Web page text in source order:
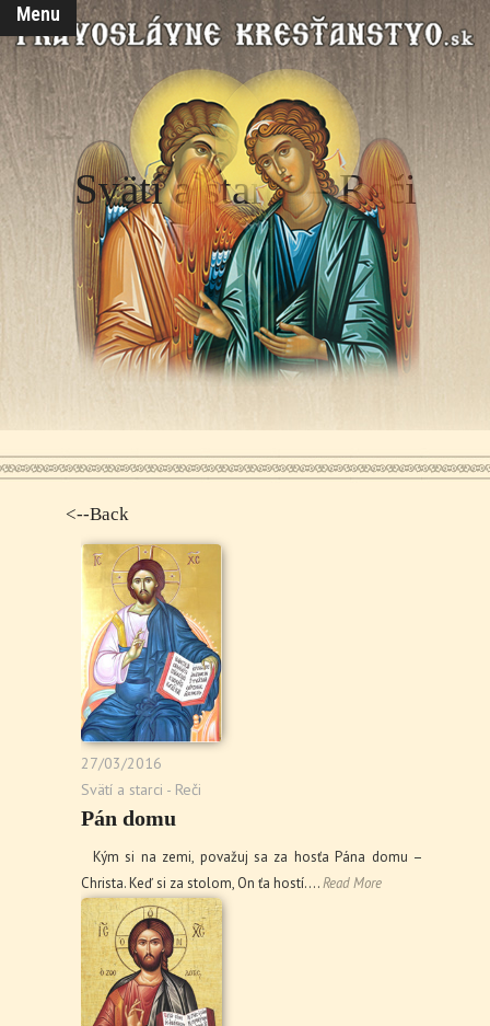
Menu
Svätí a starci – Reči
<--Back
27/03/2016
Svätí a starci - Reči
Pán domu
Kým si na zemi, považuj sa za hosťa Pána domu –
Christa. Keď si za stolom, On ťa hostí.…Read More